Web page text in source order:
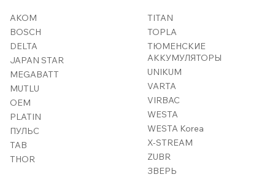
AKOM
BOSCH
DELTA
JAPAN STAR
MEGABATT
MUTLU
OEM
PLATIN
ПУЛЬС
TAB
THOR
TITAN
TOPLA
ТЮМЕНСКИЕ
АККУМУЛЯТОРЫ
UNIKUM
VARTA
VIRBAC
WESTA
WESTA Korea
X-STREAM
ZUBR
ЗВЕРЬ